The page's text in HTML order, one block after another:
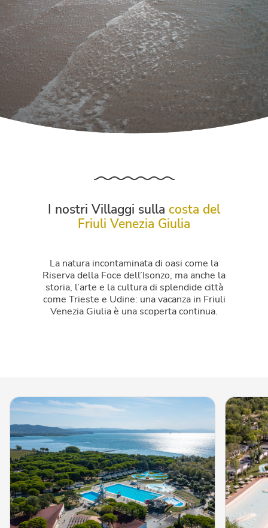
I nostri Villaggi sulla costa del
Friuli Venezia Giulia
La natura incontaminata di oasi come la
Riserva della Foce dell’Isonzo, ma anche la
storia, l’arte e la cultura di splendide città
come Trieste e Udine: una vacanza in Friuli
Venezia Giulia è una scoperta continua.